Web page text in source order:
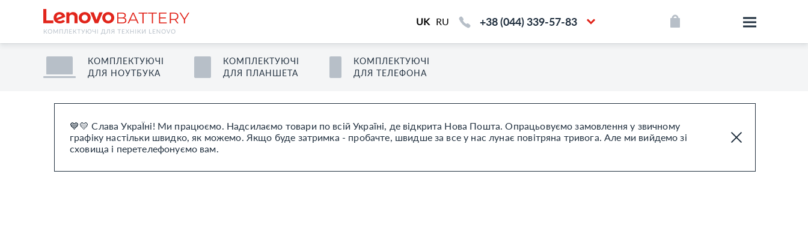
💙💛 Слава УкраЇні! Ми працюємо. Надсилаємо товари по всій Україні, де відкрита Нова Пошта. Опрацьовуємо замовлення у звичному
графіку настільки швидко, як можемо. Якщо буде затримка - пробачте, швидше за все у нас лунає повітряна тривога. Але ми вийдемо зі
сховища і перетелефонуємо вам.
UK RU +38 (044) 339-57-83
КОМПЛЕКТУЮЧІ
ДЛЯ
НОУТБУКА
КОМПЛЕКТУЮЧІ
ДЛЯ
ПЛАНШЕТА
КОМПЛЕКТУЮЧІ
ДЛЯ ТЕЛЕФОН А